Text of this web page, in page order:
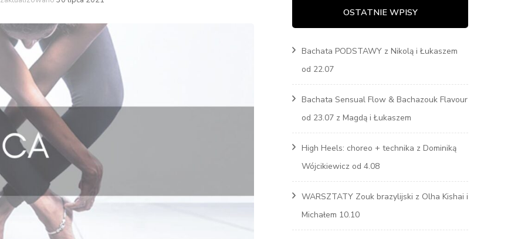
Taniec towarzyski
Oliwia
Marcin
OSTATNIE WPISY
Bachata PODSTAWY z Nikolą i Łukaszem
od 22.07
Bachata Sensual Flow & Bachazouk Flavour
od 23.07 z Magdą i Łukaszem
High Heels: choreo + technika z Dominiką
Wójcikiewicz od 4.08
WARSZTATY Zouk brazylijski z Olha Kishai i
Michałem 10.10